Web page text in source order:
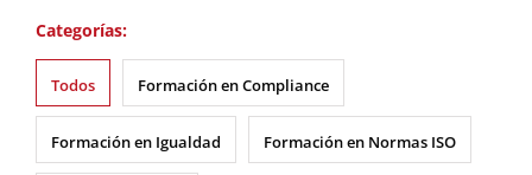
Categorías:
Todos Formación en Compliance
Formación en Igualdad Formación en Normas ISO